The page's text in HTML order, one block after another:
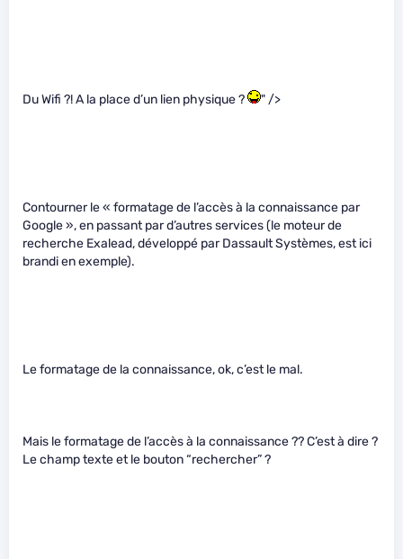
Du Wifi ?! A la place d’un lien physique ? " />
Contourner le « formatage de l’accès à la connaissance par
Google », en passant par d’autres services (le moteur de
recherche Exalead, développé par Dassault Systèmes, est ici
brandi en exemple).
Le formatage de la connaissance, ok, c’est le mal.
Mais le formatage de l’accès à la connaissance ?? C’est à dire ?
Le champ texte et le bouton “rechercher” ?